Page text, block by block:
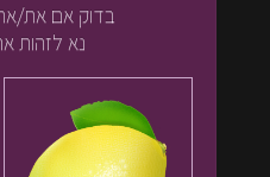
בדוק אם את/
נא לזהות